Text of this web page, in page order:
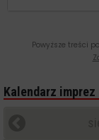
Powyższe treści
Kalendarz imprez